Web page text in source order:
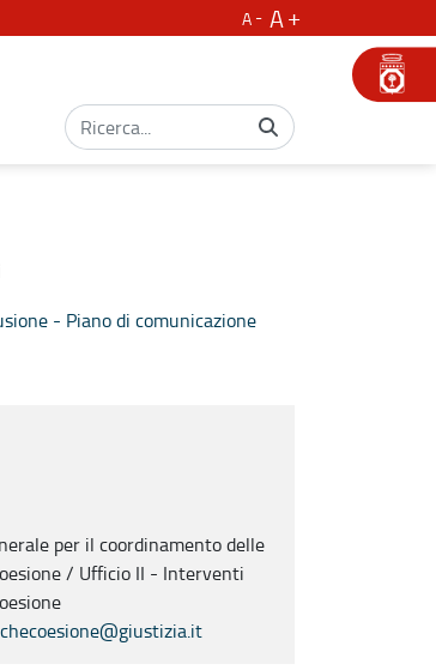
A
A
- Piano di comunicazione
per il coordinamento delle
/ Ufficio II - Interventi